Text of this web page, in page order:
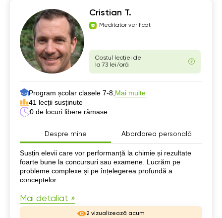
Cristian T.
Meditator verificat
Costul lecției de
la 73 lei/oră
Program școlar clasele 7-8, Mai multe
41 lecții susținute
0 de locuri libere rămase
Despre mine Abordarea personală
Despre mine
Susțin elevii care vor performanță la chimie și rezultate
foarte bune la concursuri sau examene. Lucrăm pe
probleme complexe și pe înțelegerea profundă a
conceptelor.
Mai detaliat »
2 vizualizează acum